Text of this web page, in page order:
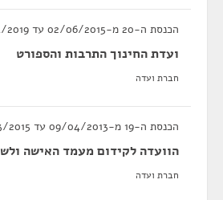
הכנסת ה-20 מ-02/06/2015 עד 30/04/2019
ועדת החינוך התרבות והספורט
חברת ועדה
הכנסת ה-19 מ-09/04/2013 עד 31/03/2015
הוועדה לקידום מעמד האישה
חברת ועדה